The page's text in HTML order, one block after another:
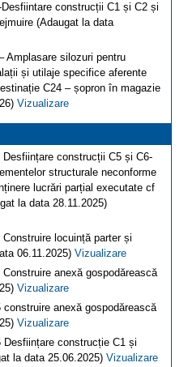
construcții C1 și C2 și
(Adaugat la data
Amplasare silozuri pentru
și utilaje specifice aferente
C24 – șopron în magazie
Vizualizare
construcții C5 și C6-
structurale neconforme
lucrări parțial executate cf
la data 28.11.2025)
locuință parter și
06.11.2025) Vizualizare
anexă gospodărească
Vizualizare
anexă gospodărească
Vizualizare
construcție C1 și
la data 25.06.2025) Vizualizare